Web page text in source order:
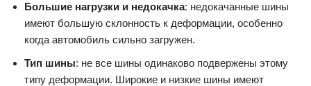
Большие нагрузки и недокачка: недокачанные шины
имеют большую склонность к деформации, особенно
когда автомобиль сильно загружен.
Тип шины: не все шины одинаково подвержены этому
типу деформации. Широкие и низкие шины имеют